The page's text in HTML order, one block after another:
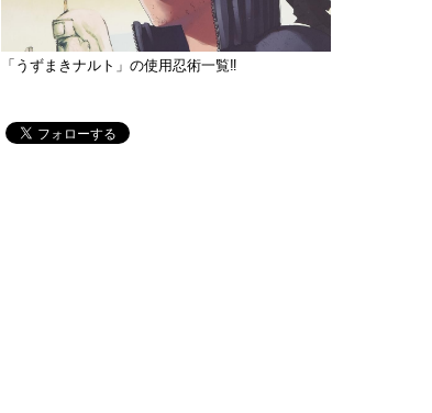
「うずまきナルト」の使用忍術一覧‼